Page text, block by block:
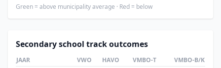
Green = above municipality average · Red = below
Secondary school track outcomes
JAAR VWO HAVO VMBO-T VMBO-B/K